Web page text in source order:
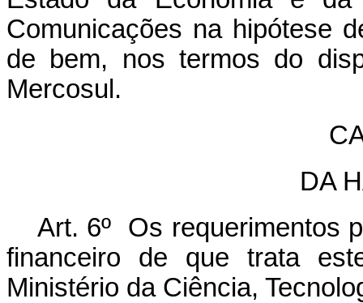
Comunicações na hipótese
de bem, nos termos do
Mercosul.
DA
Art. 6º Os requerimentos
financeiro de que trata
Ministério da Ciência,